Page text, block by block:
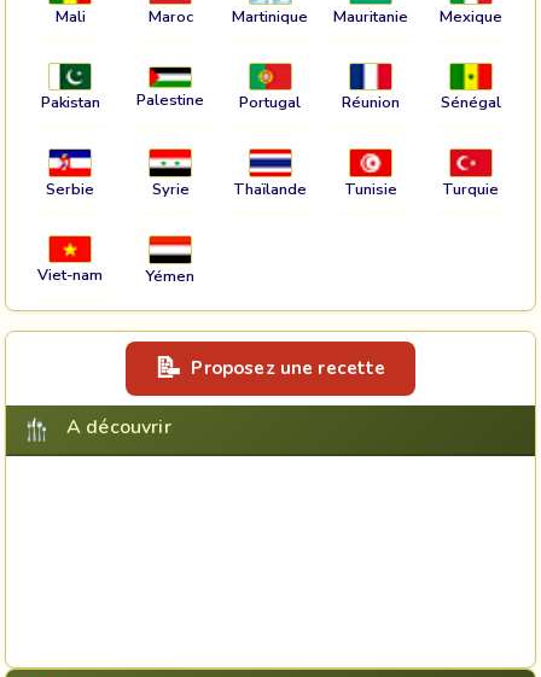
Mali Maroc Martinique Mauritanie Mexique
Pakistan Palestine Portugal Réunion Sénégal
Serbie Syrie Thaïlande Tunisie Turquie
Viet-nam Yémen
Proposez une recette
A découvrir